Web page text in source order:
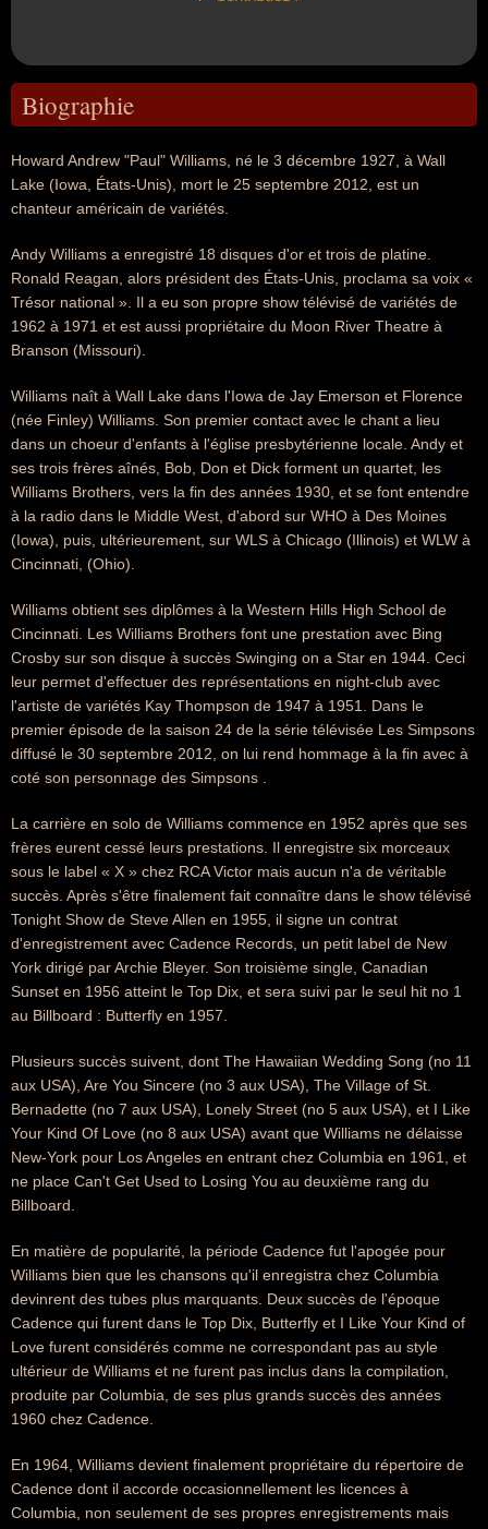
Biographie
Howard Andrew "Paul" Williams, né le 3 décembre 1927, à Wall
Lake (Iowa, États-Unis), mort le 25 septembre 2012, est un
chanteur américain de variétés.
Andy Williams a enregistré 18 disques d'or et trois de platine.
Ronald Reagan, alors président des États-Unis, proclama sa voix «
Trésor national ». Il a eu son propre show télévisé de variétés de
1962 à 1971 et est aussi propriétaire du Moon River Theatre à
Branson (Missouri).
Williams naît à Wall Lake dans l'Iowa de Jay Emerson et Florence
(née Finley) Williams. Son premier contact avec le chant a lieu
dans un choeur d'enfants à l'église presbytérienne locale. Andy et
ses trois frères aînés, Bob, Don et Dick forment un quartet, les
Williams Brothers, vers la fin des années 1930, et se font entendre
à la radio dans le Middle West, d'abord sur WHO à Des Moines
(Iowa), puis, ultérieurement, sur WLS à Chicago (Illinois) et WLW à
Cincinnati, (Ohio).
Williams obtient ses diplômes à la Western Hills High School de
Cincinnati. Les Williams Brothers font une prestation avec Bing
Crosby sur son disque à succès Swinging on a Star en 1944. Ceci
leur permet d'effectuer des représentations en night-club avec
l'artiste de variétés Kay Thompson de 1947 à 1951. Dans le
premier épisode de la saison 24 de la série télévisée Les Simpsons
diffusé le 30 septembre 2012, on lui rend hommage à la fin avec à
coté son personnage des Simpsons .
La carrière en solo de Williams commence en 1952 après que ses
frères eurent cessé leurs prestations. Il enregistre six morceaux
sous le label « X » chez RCA Victor mais aucun n'a de véritable
succès. Après s'être finalement fait connaître dans le show télévisé
Tonight Show de Steve Allen en 1955, il signe un contrat
d'enregistrement avec Cadence Records, un petit label de New
York dirigé par Archie Bleyer. Son troisième single, Canadian
Sunset en 1956 atteint le Top Dix, et sera suivi par le seul hit no 1
au Billboard : Butterfly en 1957.
Plusieurs succès suivent, dont The Hawaiian Wedding Song (no 11
aux USA), Are You Sincere (no 3 aux USA), The Village of St.
Bernadette (no 7 aux USA), Lonely Street (no 5 aux USA), et I Like
Your Kind Of Love (no 8 aux USA) avant que Williams ne délaisse
New-York pour Los Angeles en entrant chez Columbia en 1961, et
ne place Can't Get Used to Losing You au deuxième rang du
Billboard.
En matière de popularité, la période Cadence fut l'apogée pour
Williams bien que les chansons qu'il enregistra chez Columbia
devinrent des tubes plus marquants. Deux succès de l'époque
Cadence qui furent dans le Top Dix, Butterfly et I Like Your Kind of
Love furent considérés comme ne correspondant pas au style
ultérieur de Williams et ne furent pas inclus dans la compilation,
produite par Columbia, de ses plus grands succès des années
1960 chez Cadence.
En 1964, Williams devient finalement propriétaire du répertoire de
Cadence dont il accorde occasionnellement les licences à
Columbia, non seulement de ses propres enregistrements mais